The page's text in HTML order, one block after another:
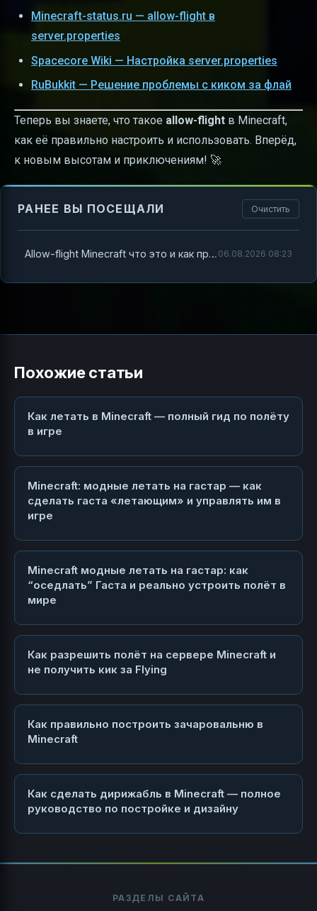
Minecraft-status.ru — allow-flight в
server.properties
Spacecore Wiki — Настройка server.properties
RuBukkit — Решение проблемы с киком за флай
Теперь вы знаете, что такое allow-flight в Minecraft,
как её правильно настроить и использовать. Вперёд,
к новым высотам и приключениям! 🚀
РАНЕЕ ВЫ ПОСЕЩАЛИ Очистить
Allow-flight Minecraft что это и как правильно настроить 06.08.2026 08:23
Похожие статьи
Как летать в Minecraft — полный гид по полёту
в игре
Minecraft: модные летать на гастар — как
сделать гаста «летающим» и управлять им в
игре
Minecraft модные летать на гастар: как
“оседлать” Гаста и реально устроить полёт в
мире
Как разрешить полёт на сервере Minecraft и
не получить кик за Flying
Как правильно построить зачаровальню в
Minecraft
Как сделать дирижабль в Minecraft — полное
руководство по постройке и дизайну
РАЗДЕЛЫ САЙТА